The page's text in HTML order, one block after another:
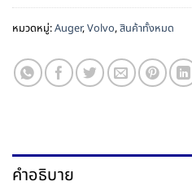
หมวดหมู่:Auger,Volvo,สินค้าทั้งหมด
คำอธิบาย